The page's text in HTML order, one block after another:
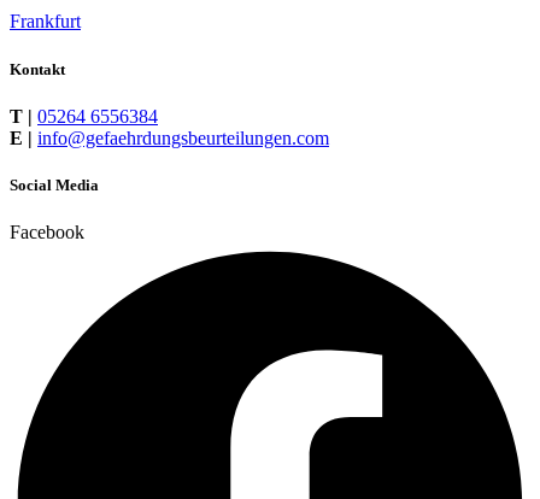
Frankfurt
Kontakt
T | 05264 6556384
E | info@gefaehrdungsbeurteilungen.com
Social Media
Facebook